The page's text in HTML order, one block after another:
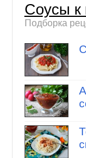
Соусы к
Подборка